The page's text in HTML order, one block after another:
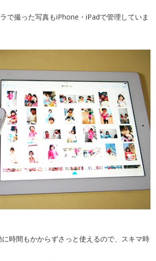
で撮った写真もiPhone・iPadで管理していま
時間もかからずさっと使えるので、スキマ時